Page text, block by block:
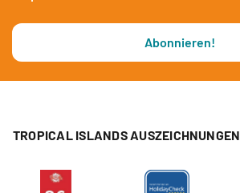
Abonnieren!
TROPICAL ISLANDS AUSZEICHNUNGEN